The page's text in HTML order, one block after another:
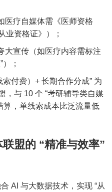
医疗自媒体需《医师资格
业资格证》）；
大宣传（如医疗内容需标注
；
付费）+ 长期合作分成” 为
，与 10 个 “考研辅导类自媒
算，单线索成本比泛流量低
盟的 “精准与效率”
AI 与大数据技术，实现 “从